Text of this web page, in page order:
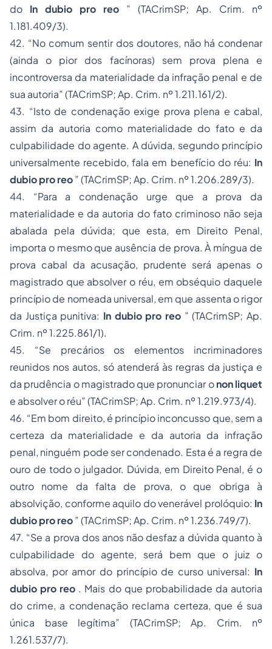
do In dubio pro reo ” (TACrimSP; Ap. Crim. nº
1.181.409/3).
42. “No comum sentir dos doutores, não há condenar
(ainda o pior dos facínoras) sem prova plena e
incontroversa da materialidade da infração penal e de
sua autoria”(TACrimSP;Ap. Crim. nº 1.211.161/2).
43. “Isto de condenação exige prova plena e cabal,
assim da autoria como materialidade do fato e da
culpabilidade do agente. A dúvida, segundo princípio
universalmente recebido, fala em benefício do réu: In
dubio pro reo”(TACrimSP;Ap. Crim. nº 1.206.289/3).
44. “Para a condenação urge que a prova da
materialidade e da autoria do fato criminoso não seja
abalada pela dúvida; que esta, em Direito Penal,
importa o mesmo que ausência de prova. À míngua de
prova cabal da acusação, prudente será apenas o
magistrado que absolver o réu, em obséquio daquele
princípio de nomeada universal, em que assenta o rigor
da Justiça punitiva: In dubio pro reo ” (TACrimSP;Ap.
Crim. nº 1.225.861/1).
45. “Se precários os elementos incriminadores
reunidos nos autos, só atenderá às regras da justiça e
da prudência o magistrado que pronunciar onon liquet
e absolver o réu”(TACrimSP;Ap. Crim. nº 1.219.973/4).
46. “Em bom direito, é princípio inconcusso que, sem a
certeza da materialidade e da autoria da infração
penal, ninguém pode ser condenado. Esta é a regra de
ouro de todo o julgador. Dúvida, em Direito Penal, é o
outro nome da falta de prova, o que obriga à
absolvição, conforme aquilo do venerável prolóquio: In
dubio pro reo”(TACrimSP;Ap. Crim. nº 1.236.749/7).
47. “Se a prova dos anos não desfaz a dúvida quanto à
culpabilidade do agente, será bem que o juiz o
absolva, por amor do princípio de curso universal: In
dubio pro reo . Mais do que probabilidade da autoria
do crime, a condenação reclama certeza, que é sua
única base legítima” (TACrimSP; Ap. Crim. nº
1.261.537/7).